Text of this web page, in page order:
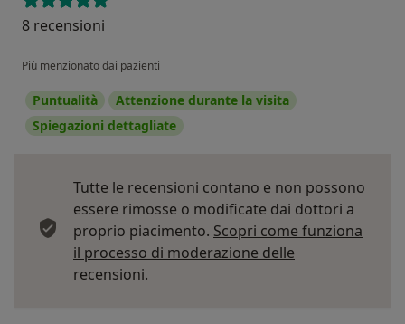
8 recensioni
Più menzionato dai pazienti
Puntualità
Attenzione durante la visita
Spiegazioni dettagliate
Tutte le recensioni contano e non possono
essere rimosse o modificate dai dottori a
proprio piacimento. Scopri come funziona
il processo di moderazione delle
recensioni.